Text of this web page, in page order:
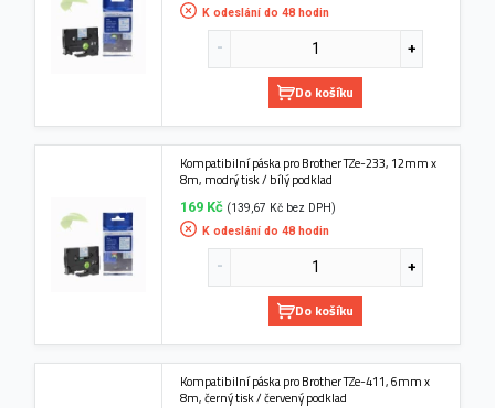
K odeslání do 48 hodin
Do košíku
Kompatibilní páska pro Brother TZe-233, 12mm x
8m, modrý tisk / bílý podklad
169 Kč (139,67 Kč bez DPH)
K odeslání do 48 hodin
Do košíku
Kompatibilní páska pro Brother TZe-411, 6mm x
8m, černý tisk / červený podklad